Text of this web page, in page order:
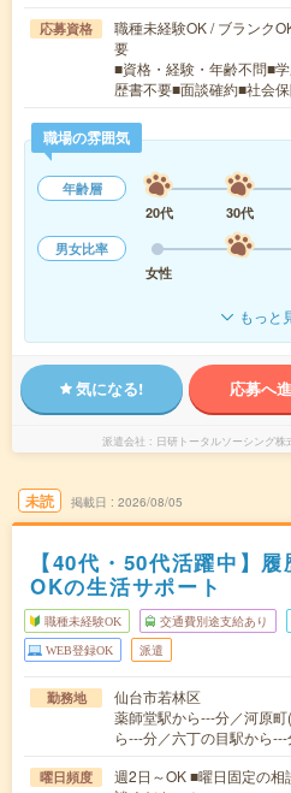
応募資格
職種未経験OK / ブランク
要
■資格・経験・年齢不問■
歴書不要■面談確約■社会
職場の雰囲気
年齢層
20代
30代
男女比率
女性
もっと
気になる! 応募へ
派遣会社 日研トータルソーシング
未読 掲載日 2026/08/05
【40代・50代活躍中】
OKの生活サポート
職種未経験OK 交通費別途支給あり
WEB登録OK 派遣
勤務地
仙台市若林区
薬師堂駅から---分／河原
ら---分／六丁の目駅から
曜日頻度
週2日～OK ■曜日固定の